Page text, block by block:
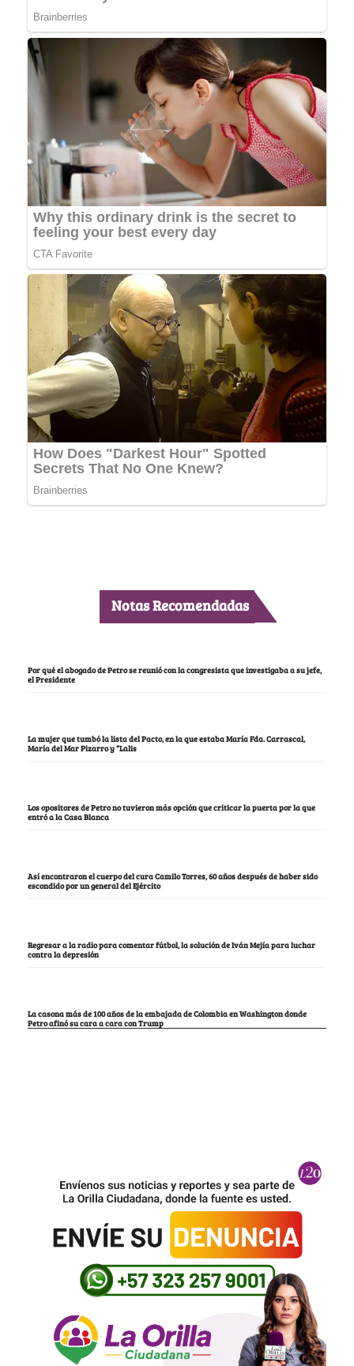
Notas Recomendadas
Por qué el abogado de Petro se reunió con la congresista que investigaba a su jefe,
el Presidente
La mujer que tumbó la lista del Pacto, en la que estaba María Fda. Carrascal,
María del Mar Pizarro y “Lalis
Los opositores de Petro no tuvieron más opción que criticar la puerta por la que
entró a la Casa Blanca
Así encontraron el cuerpo del cura Camilo Torres, 60 años después de haber sido
escondido por un general del Ejército
Regresar a la radio para comentar fútbol, la solución de Iván Mejía para luchar
contra la depresión
La casona más de 100 años de la embajada de Colombia en Washington donde
Petro afinó su cara a cara con Trump